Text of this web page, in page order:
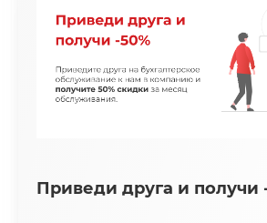
Приведи друга и получи